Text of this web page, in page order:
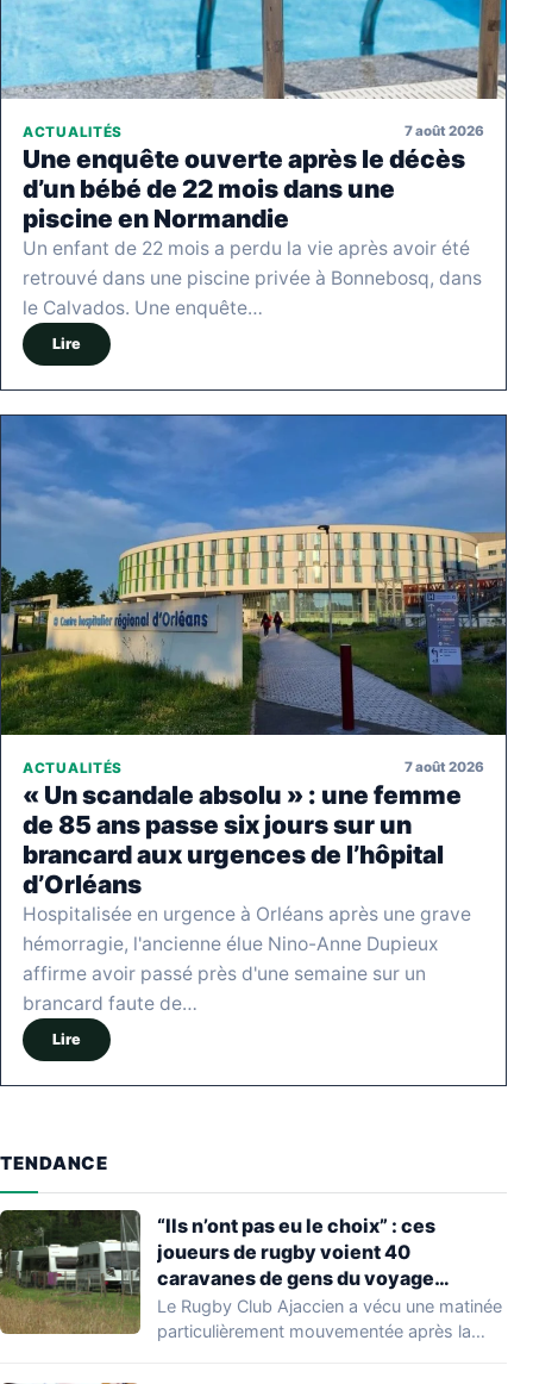
ACTUALITÉS 7 août 2026
Une enquête ouverte après le décès
d’un bébé de 22 mois dans une
piscine en Normandie
Un enfant de 22 mois a perdu la vie après avoir été
retrouvé dans une piscine privée à Bonnebosq, dans
le Calvados. Une enquête…
Lire
ACTUALITÉS 7 août 2026
« Un scandale absolu » : une femme
de 85 ans passe six jours sur un
brancard aux urgences de l’hôpital
d’Orléans
Hospitalisée en urgence à Orléans après une grave
hémorragie, l'ancienne élue Nino-Anne Dupieux
affirme avoir passé près d'une semaine sur un
brancard faute de…
Lire
TENDANCE
“Ils n’ont pas eu le choix” : ces
joueurs de rugby voient 40
caravanes de gens du voyage
s’installer dans leur stade, ils les
délogent en moins d’1 heure
Le Rugby Club Ajaccien a vécu une matinée
particulièrement mouvementée après la